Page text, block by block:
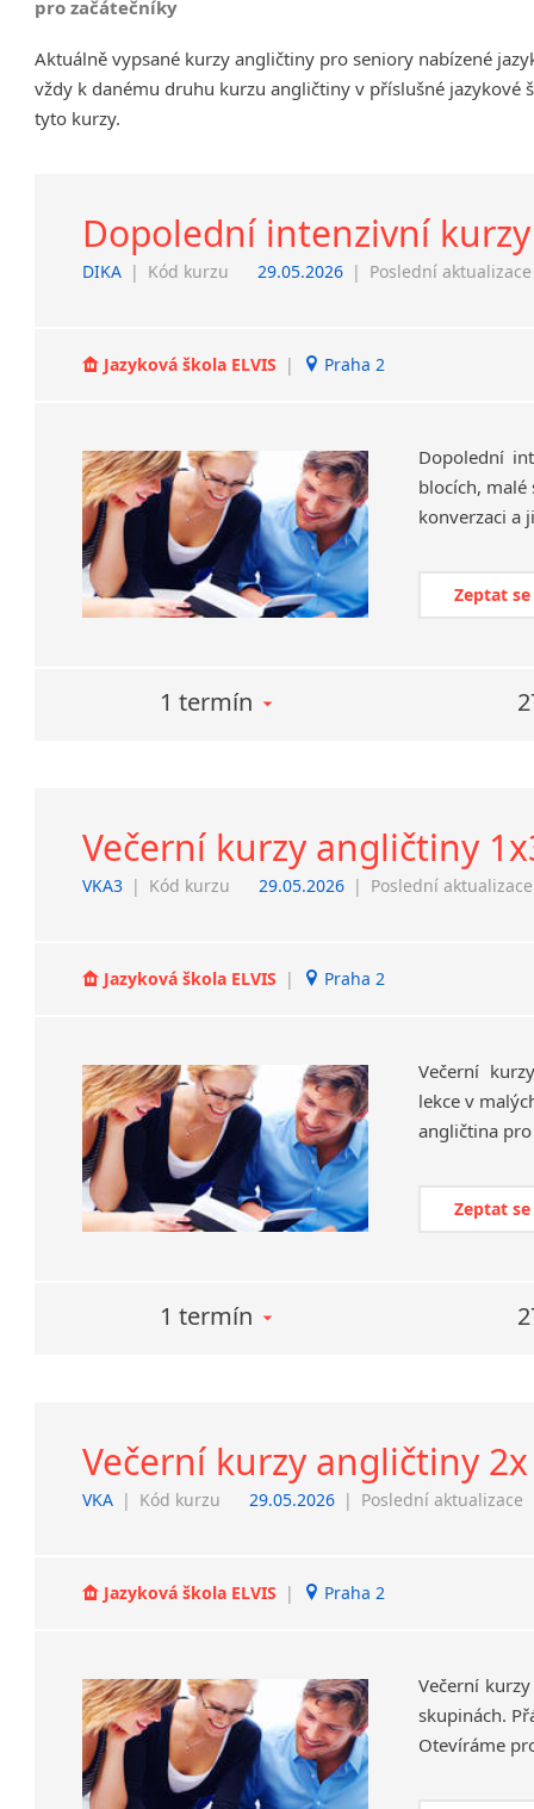
Děčín
Hodonín
Prostějov
Sedlčany
Tišnov
pro začátečníky
Aktuálně vypsané kurzy angličtiny pro seniory nabízené
vždy k danému druhu kurzu angličtiny v příslušné
tyto kurzy.
Dopolední intenzivní
DIKA | Kód kurzu 29.05.2026 | Poslední aktualizace
Jazyková škola ELVIS | Praha 2
Dopolední
blocích, malé
Zeptat
1 termín
Večerní kurzy angličtiny
VKA3 | Kód kurzu 29.05.2026 | Poslední aktualizace
Jazyková škola ELVIS | Praha 2
Večerní
lekce v
angličtina
Zeptat
1 termín
Večerní kurzy angličtiny
VKA | Kód kurzu 29.05.2026 | Poslední aktualizace
Jazyková škola ELVIS | Praha 2
Večerní
skupinách.
Otevíráme